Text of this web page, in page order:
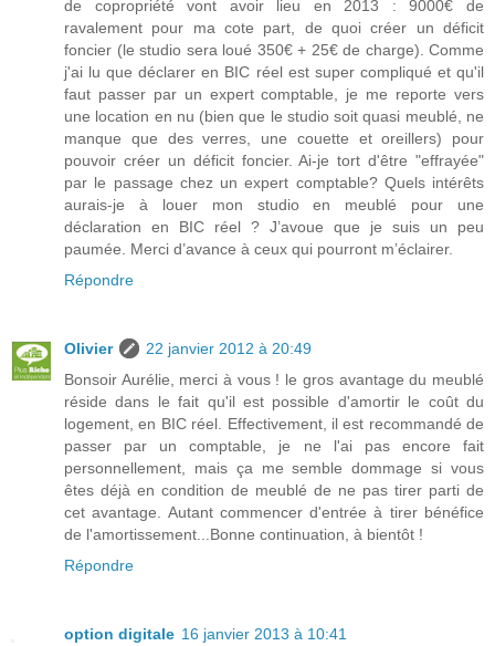
de copropriété vont avoir lieu en 2013 : 9000€ de
ravalement pour ma cote part, de quoi créer un déficit
foncier (le studio sera loué 350€ + 25€ de charge). Comme
j'ai lu que déclarer en BIC réel est super compliqué et qu'il
faut passer par un expert comptable, je me reporte vers
une location en nu (bien que le studio soit quasi meublé, ne
manque que des verres, une couette et oreillers) pour
pouvoir créer un déficit foncier. Ai-je tort d'être "effrayée"
par le passage chez un expert comptable? Quels intérêts
aurais-je à louer mon studio en meublé pour une
déclaration en BIC réel ? J’avoue que je suis un peu
paumée. Merci d’avance à ceux qui pourront m’éclairer.
Répondre
Olivier
22 janvier 2012 à 20:49
Bonsoir Aurélie, merci à vous ! le gros avantage du meublé
réside dans le fait qu'il est possible d'amortir le coût du
logement, en BIC réel. Effectivement, il est recommandé de
passer par un comptable, je ne l'ai pas encore fait
personnellement, mais ça me semble dommage si vous
êtes déjà en condition de meublé de ne pas tirer parti de
cet avantage. Autant commencer d'entrée à tirer bénéfice
de l'amortissement...Bonne continuation, à bientôt !
Répondre
option digitale 16 janvier 2013 à 10:41